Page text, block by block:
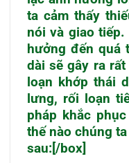
ta cảm thấy
nói và giao
hưởng đến quá
dài sẽ gây ra
loạn khớp thái
lưng, rối loạn
pháp khắc
thế nào chúng
sau:[/box]